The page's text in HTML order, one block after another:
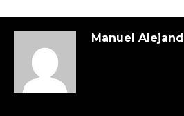
Manuel